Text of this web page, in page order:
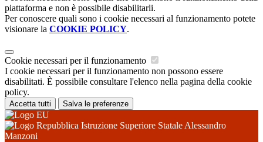
piattaforma e non è possibile disabilitarli.
Per conoscere quali sono i cookie necessari al funzionamento potete
visionare la COOKIE POLICY.
Cookie necessari per il funzionamento
I cookie necessari per il funzionamento non possono essere
disabilitati. È possibile consultare l'elenco nella pagina della cookie
policy.
Accetta tutti Salva le preferenze
Istruzione Superiore Statale Alessandro
Manzoni